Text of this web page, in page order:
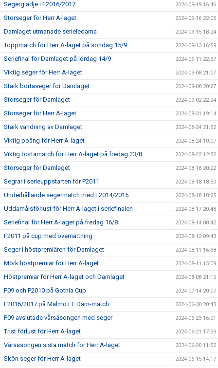
Segerglädje i F2016/2017 2024-09-19 16:46
Storseger för Herr A-laget 2024-09-16 22:05
Damlaget utmanade serieledarna 2024-09-15 18:24
Toppmatch för Herr A-laget på söndag 15/9 2024-09-13 16:59
Seriefinal för Damlaget på lördag 14/9 2024-09-11 22:37
Viktig seger för Herr A-laget 2024-09-08 21:07
Stark bortaseger för Damlaget 2024-09-08 20:27
Storseger för Damlaget 2024-09-02 22:24
Storseger för Herr A-laget 2024-08-31 19:14
Stark vändning av Damlaget 2024-08-24 21:32
Viktig poäng för Herr A-laget 2024-08-24 10:07
Viktig bortamatch för Herr A-laget på fredag 23/8 2024-08-22 12:52
Storseger för Damlaget 2024-08-18 20:22
Segrar i serieuppstarten för P2011 2024-08-18 18:50
Underhållande segermatch med F2014/2015 2024-08-18 18:25
Uddamålsförlust för Herr A-laget i seriefinalen 2024-08-17 20:48
Seriefinal för Herr A-laget på fredag 16/8 2024-08-14 08:42
F2011 på cup med övernattning 2024-08-12 09:43
Seger i höstpremiären för Damlaget 2024-08-11 16:38
Mörk höstpremiär för Herr A-laget 2024-08-11 15:09
Höstpremiär för Herr A-laget och Damlaget 2024-08-08 21:16
P09 och P2010 på Gothia Cup 2024-07-14 20:07
F2016/2017 på Malmö FF Dam-match 2024-06-30 20:43
P09 avslutade vårsäsongen med seger 2024-06-23 16:01
Trist förlust för Herr A-laget 2024-06-21 17:39
Vårsäsongen sista match för Herr A-laget 2024-06-20 11:52
Skön seger för Herr A-laget 2024-06-15 14:17